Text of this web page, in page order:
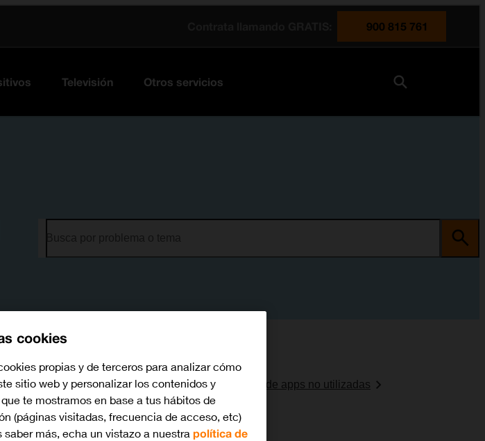
900 815 761
Televisión Otros servicios
Lo más buscado
Activar o desactivar la eliminación automática de apps no utilizadas
Cómo colocar la SIM
cookies
propias y de terceros para analizar cómo
sitio web y personalizar los contenidos y
te mostramos en base a tus hábitos de
(páginas visitadas, frecuencia de acceso, etc)
saber más, echa un vistazo a nuestra política de